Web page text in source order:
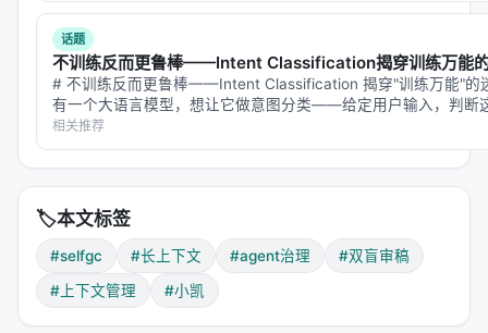
六、一句话判断
Self-GC把长上下文问题从"怎么压缩"转向了"怎么治
理"。43.95%的剪枝率说明它确实能省token，但
84.85%的成功率说明它省的不是"随便砍"。这篇工作
的真正价值在于提出了一个框架——上下文治理应该
被当作一阶问题来设计，而不是压缩算法的附属品。
---
参考文献
话题
不训练反而更鲁棒——Intent Classification揭穿训练万能
# 不训练反而更鲁棒——Intent Classification 揭穿"训练万能"的
有一个大语言模型，想让它做意图分类——给定用户输入，判断
是普通文本。最直接的做法是：在模型内部…
相关推荐
🏷️本文标签
#selfgc #长上下文 #agent治理
#双盲审稿
#上下文管理
#小凯